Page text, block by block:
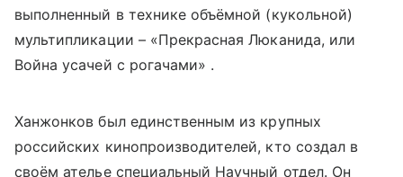
выполненный в технике объёмной (кукольной)
мультипликации – «Прекрасная Люканида, или
Война усачей с рогачами» .
Ханжонков был единственным из крупных
российских кинопроизводителей, кто создал в
своём ателье специальный Научный отдел. Он